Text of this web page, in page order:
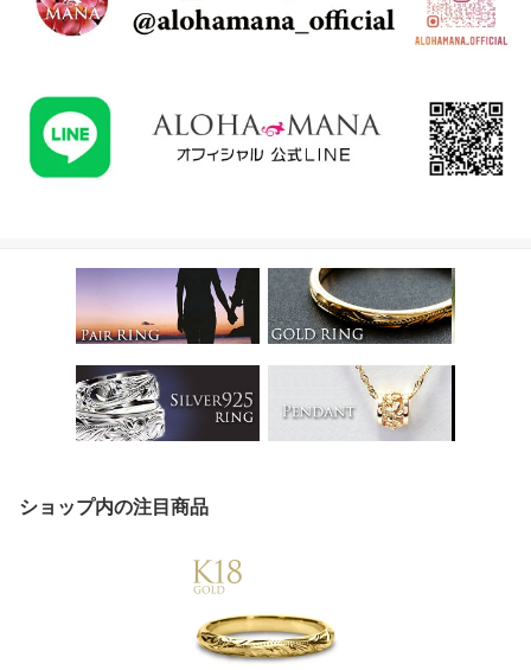
ショップ内の注目商品